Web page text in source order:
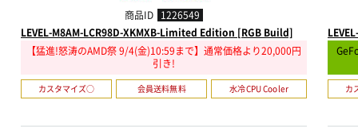
商品ID 1226549
LEVEL-M8AM-LCR98D-XKMXB-Limited Edition [RGB Build]
【猛進!怒涛のAMD祭 9/4(金)10:59まで】通常価格より20,000円
引き!
カスタマイズ○ 会員送料無料 水冷CPU Cooler カ